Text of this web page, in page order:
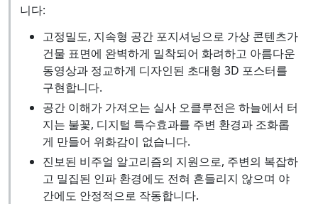
니다:
고정밀도, 지속형 공간 포지셔닝으로 가상 콘텐츠가
건물 표면에 완벽하게 밀착되어 화려하고 아름다운
동영상과 정교하게 디자인된 초대형 3D 포스터를
구현합니다.
공간 이해가 가져오는 실사 오클루전은 하늘에서 터
지는 불꽃, 디지털 특수효과를 주변 환경과 조화롭
게 만들어 위화감이 없습니다.
진보된 비주얼 알고리즘의 지원으로, 주변의 복잡하
고 밀집된 인파 환경에도 전혀 흔들리지 않으며 야
간에도 안정적으로 작동합니다.